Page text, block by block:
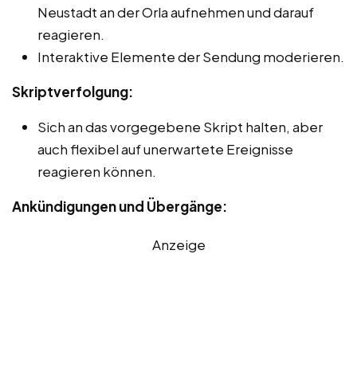
Neustadt an der Orla aufnehmen und darauf
reagieren.
Interaktive Elemente der Sendung moderieren.
Skriptverfolgung:
Sich an das vorgegebene Skript halten, aber
auch flexibel auf unerwartete Ereignisse
reagieren können.
Ankündigungen und Übergänge:
Anzeige